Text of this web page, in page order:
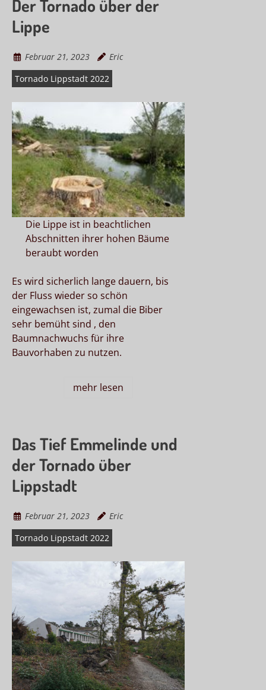
Der Tornado über der
Lippe
Februar 21, 2023
Eric
Tornado Lippstadt 2022
Die Lippe ist in beachtlichen
Abschnitten ihrer hohen Bäume
beraubt worden
Es wird sicherlich lange dauern, bis
der Fluss wieder so schön
eingewachsen ist, zumal die Biber
sehr bemüht sind , den
Baumnachwuchs für ihre
Bauvorhaben zu nutzen.
mehr lesen
Das Tief Emmelinde und
der Tornado über
Lippstadt
Februar 21, 2023
Eric
Tornado Lippstadt 2022